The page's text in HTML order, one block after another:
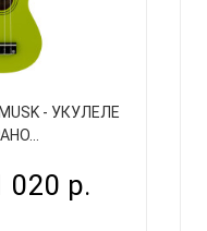
MUSK - УКУЛЕЛЕ
020 р.